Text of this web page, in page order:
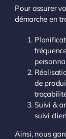
Pour assurer
démarche en
de
Suivi &
suivi
Ainsi, nous